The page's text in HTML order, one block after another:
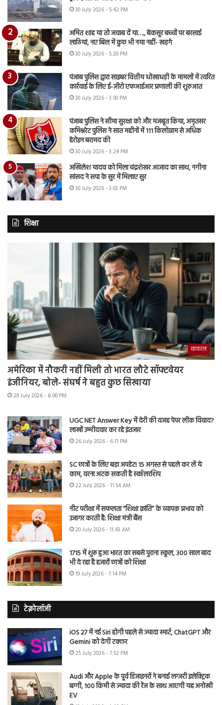
30 July 2026 - 5:42 PM
अमित शाह या तो जवाब दें या…., बेकसूर बच्चों पर बरसाई
लाठियां, नए बिल में कुछ भी नया नहीं- खड़गे
30 July 2026 - 5:20 PM
पंजाब पुलिस द्वारा साइबर वित्तीय धोखाधड़ी के मामलों में त्वरित
कार्रवाई के लिए ई-ज़ीरो एफआईआर प्रणाली की शुरुआत
30 July 2026 - 3:50 PM
पंजाब पुलिस ने सीमा सुरक्षा को और मजबूत किया, अमृतसर
कमिश्नरेट पुलिस ने सात महीनों में 111 किलोग्राम से अधिक
हेरोइन बरामद की
30 July 2026 - 3:24 PM
अखिलेश यादव को मिला चंद्रशेखर आजाद का साथ, नगीना
सांसद ने सपा के सुर में मिलाए सुर
30 July 2026 - 3:03 PM
शिक्षा
वायरल
अमेरिका में नौकरी नहीं मिली तो भारत लौटे सॉफ्टवेयर
इंजीनियर, बोले- संघर्ष ने बहुत कुछ सिखाया
29 July 2026 - 8:00 PM
UGC NET Answer Key में देरी की वजह पेपर लीक विवाद?
लाखों उम्मीदवार कर रहे इंतजार
26 July 2026 - 6:11 PM
SC छात्रों के लिए बड़ा अपडेट! 15 अगस्त से पहले कर लें ये
काम, वरना अटक सकती है स्कॉलरशिप
22 July 2026 - 11:54 AM
नीट परीक्षा में सफलता “शिक्षा क्रांति” के व्यापक प्रभाव को
उजागर करती है: शिक्षा मंत्री बैंस
20 July 2026 - 11:43 AM
1715 में शुरू हुआ भारत का सबसे पुराना स्कूल, 300 साल बाद
भी दे रहा है हजारों छात्रों को शिक्षा
19 July 2026 - 7:14 PM
टेक्नोलॉजी
iOS 27 में नई Siri होगी पहले से ज्यादा स्मार्ट, ChatGPT और
Gemini को देगी टक्कर
25 July 2026 - 7:52 PM
Audi और Apple के पूर्व डिजाइनरों ने बनाई लग्जरी इलेक्ट्रिक
बग्गी, 100 किमी से ज्यादा की रेंज के साथ आएगी यह अनोखी
EV